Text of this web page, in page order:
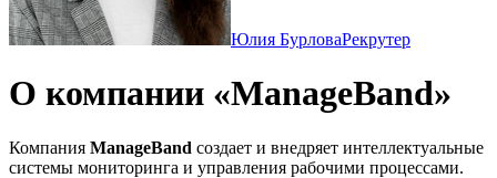
Юлия БурловаРекрутер
О компании «ManageBand»
Компания ManageBand создает и внедряет интеллектуальные
системы мониторинга и управления рабочими процессами.